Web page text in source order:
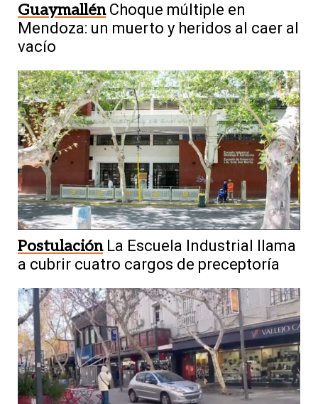
Guaymallén Choque múltiple en
Mendoza: un muerto y heridos al caer al
vacío
Postulación La Escuela Industrial llama
a cubrir cuatro cargos de preceptoría